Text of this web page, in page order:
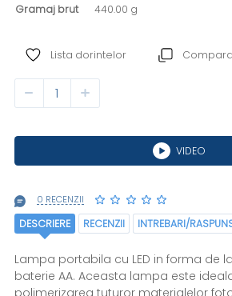
Gramaj brut
440.00 g
Lista dorintelor
VIDEO
0 RECENZII
DESCRIERE RECENZII INTREBARI/
Lampa portabila cu LED in forma de
baterie AA. Aceasta lampa este
polimerizarea tuturor materialelor